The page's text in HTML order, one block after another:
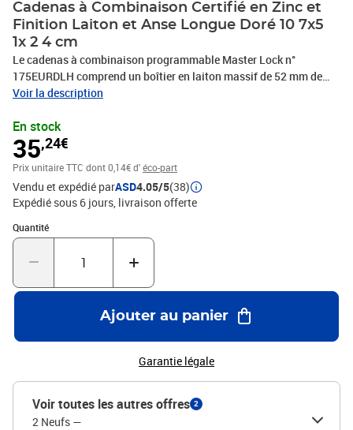
Cadenas à Combinaison Certifié en Zinc et
Finition Laiton et Anse Longue Doré 10 7x5
1x 2 4 cm
Le cadenas à combinaison programmable Master Lock n°
175EURDLH comprend un boîtier en laiton massif de 52 mm de
large pour une meilleure robustesse et résistance aux intempéries
diamètre pour une excellente résistance à la coupe. Pour une
usage intérieur ou extérieur ; idéal pour sécuriser placards, casiers,
portails, grillages et plus. Les molettes à 4 chiffres vous
permettent de composer votre propre combinaison et de la
réinitialiser, de la modifier ou d'en restreindre l'accès ;
10 000 combinaisons possibles. La garantie à vie limitée vous
garantit une tranquillité d'esprit grâce à une marque sur laquelle
vous pouvez compter.
Voir la description
En stock
35,24€
Prix unitaire TTC dont 0,14€ d'éco-part
Vendu et expédié parASD4.05/5(38)
Expédié sous 6 jours livraison offerte
Quantité
Quantité : 1
Ajouter au panier
Garantie légale
Voir toutes les autres offres 2
2 Neufs —